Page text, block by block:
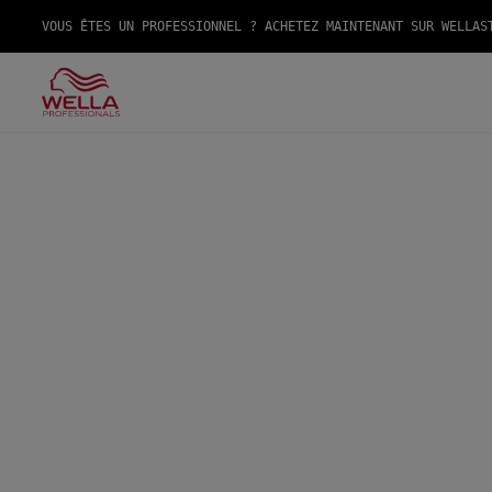
VOUS ÊTES UN PROFESSIONNEL ? ACHETEZ MAINTENANT SUR